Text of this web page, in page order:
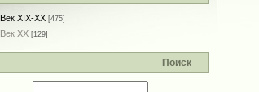
Век XIX-ХХ [475]
Век ХХ [129]
Поиск